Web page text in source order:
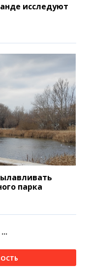
исследуют
парка
...